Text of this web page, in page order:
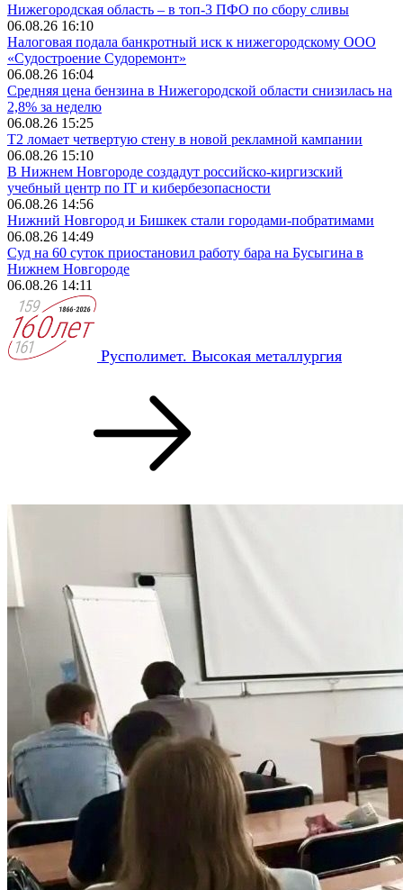
Нижегородская область – в топ-3 ПФО по сбору сливы
06.08.26 16:10
Налоговая подала банкротный иск к нижегородскому ООО
«Судостроение Судоремонт»
06.08.26 16:04
Средняя цена бензина в Нижегородской области снизилась на
2,8% за неделю
06.08.26 15:25
Т2 ломает четвертую стену в новой рекламной кампании
06.08.26 15:10
В Нижнем Новгороде создадут российско-киргизский
учебный центр по IT и кибербезопасности
06.08.26 14:56
Нижний Новгород и Бишкек стали городами-побратимами
06.08.26 14:49
Суд на 60 суток приостановил работу бара на Бусыгина в
Нижнем Новгороде
06.08.26 14:11
Русполимет. Высокая металлургия